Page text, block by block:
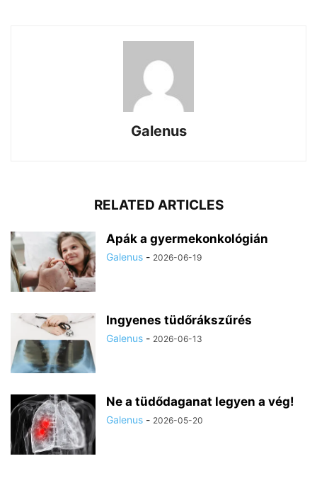
Galenus
RELATED ARTICLES
Apák a gyermekonkológián
Galenus - 2026-06-19
Ingyenes tüdőrákszűrés
Galenus - 2026-06-13
Ne a tüdődaganat legyen a vég!
Galenus - 2026-05-20